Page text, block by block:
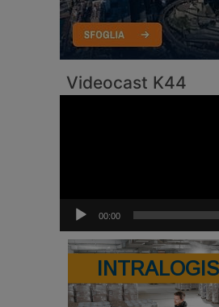
Videocast K44
00:00